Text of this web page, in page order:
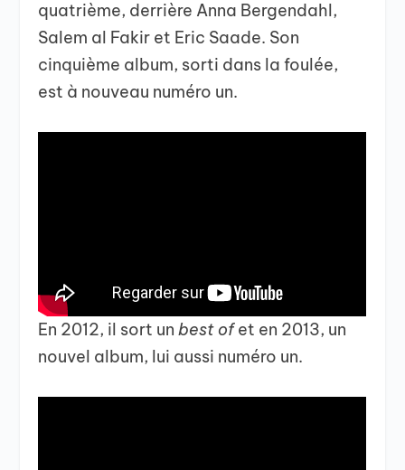
quatrième, derrière Anna Bergendahl,
Salem al Fakir et Eric Saade. Son
cinquième album, sorti dans la foulée,
est à nouveau numéro un.
En 2012, il sort unbest ofet en 2013, un
nouvel album, lui aussi numéro un.